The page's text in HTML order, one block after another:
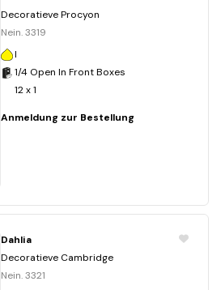
Decoratieve Procyon
Nein. 3319
I
1/4 Open In Front Boxes
12 x 1
Anmeldung zur Bestellung
Dahlia
Decoratieve Cambridge
Nein. 3321